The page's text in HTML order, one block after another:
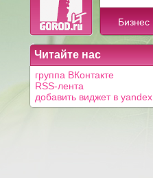
Бизнес
Читайте нас
группа ВКонтакте
RSS-лента
добавить виджет в yandex